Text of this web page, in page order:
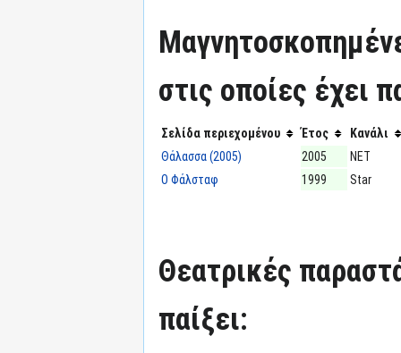
στις οποίες έχει
Σελίδα περιεχομένου Έτος
Κανάλι
Θάλασσα (2005)
2005
ΝΕΤ
Ο Φάλσταφ
1999 Star
Θεατρικές
παίξει: